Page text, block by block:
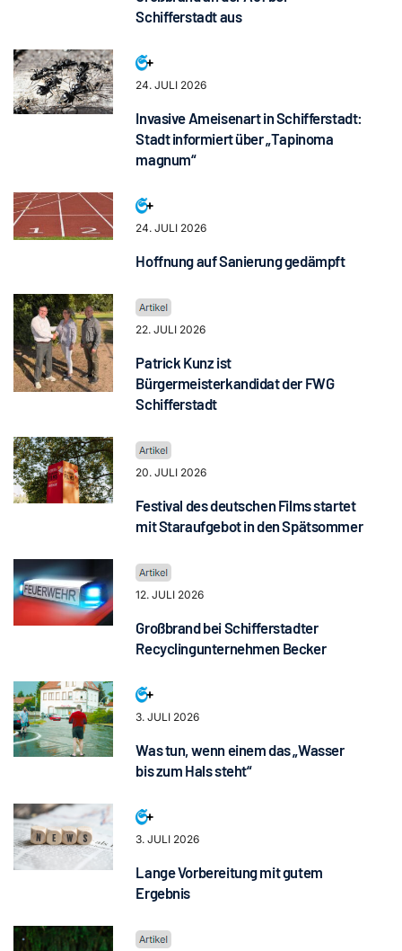
Schifferstadt aus
24. JULI 2026
Invasive Ameisenart in Schifferstadt:
Stadt informiert über „Tapinoma
magnum“
24. JULI 2026
Hoffnung auf Sanierung gedämpft
22. JULI 2026
Patrick Kunz ist
Bürgermeisterkandidat der FWG
Schifferstadt
20. JULI 2026
Festival des deutschen Films startet
mit Staraufgebot in den Spätsommer
12. JULI 2026
Großbrand bei Schifferstadter
Recyclingunternehmen Becker
3. JULI 2026
Was tun, wenn einem das „Wasser
bis zum Hals steht“
3. JULI 2026
Lange Vorbereitung mit gutem
Ergebnis